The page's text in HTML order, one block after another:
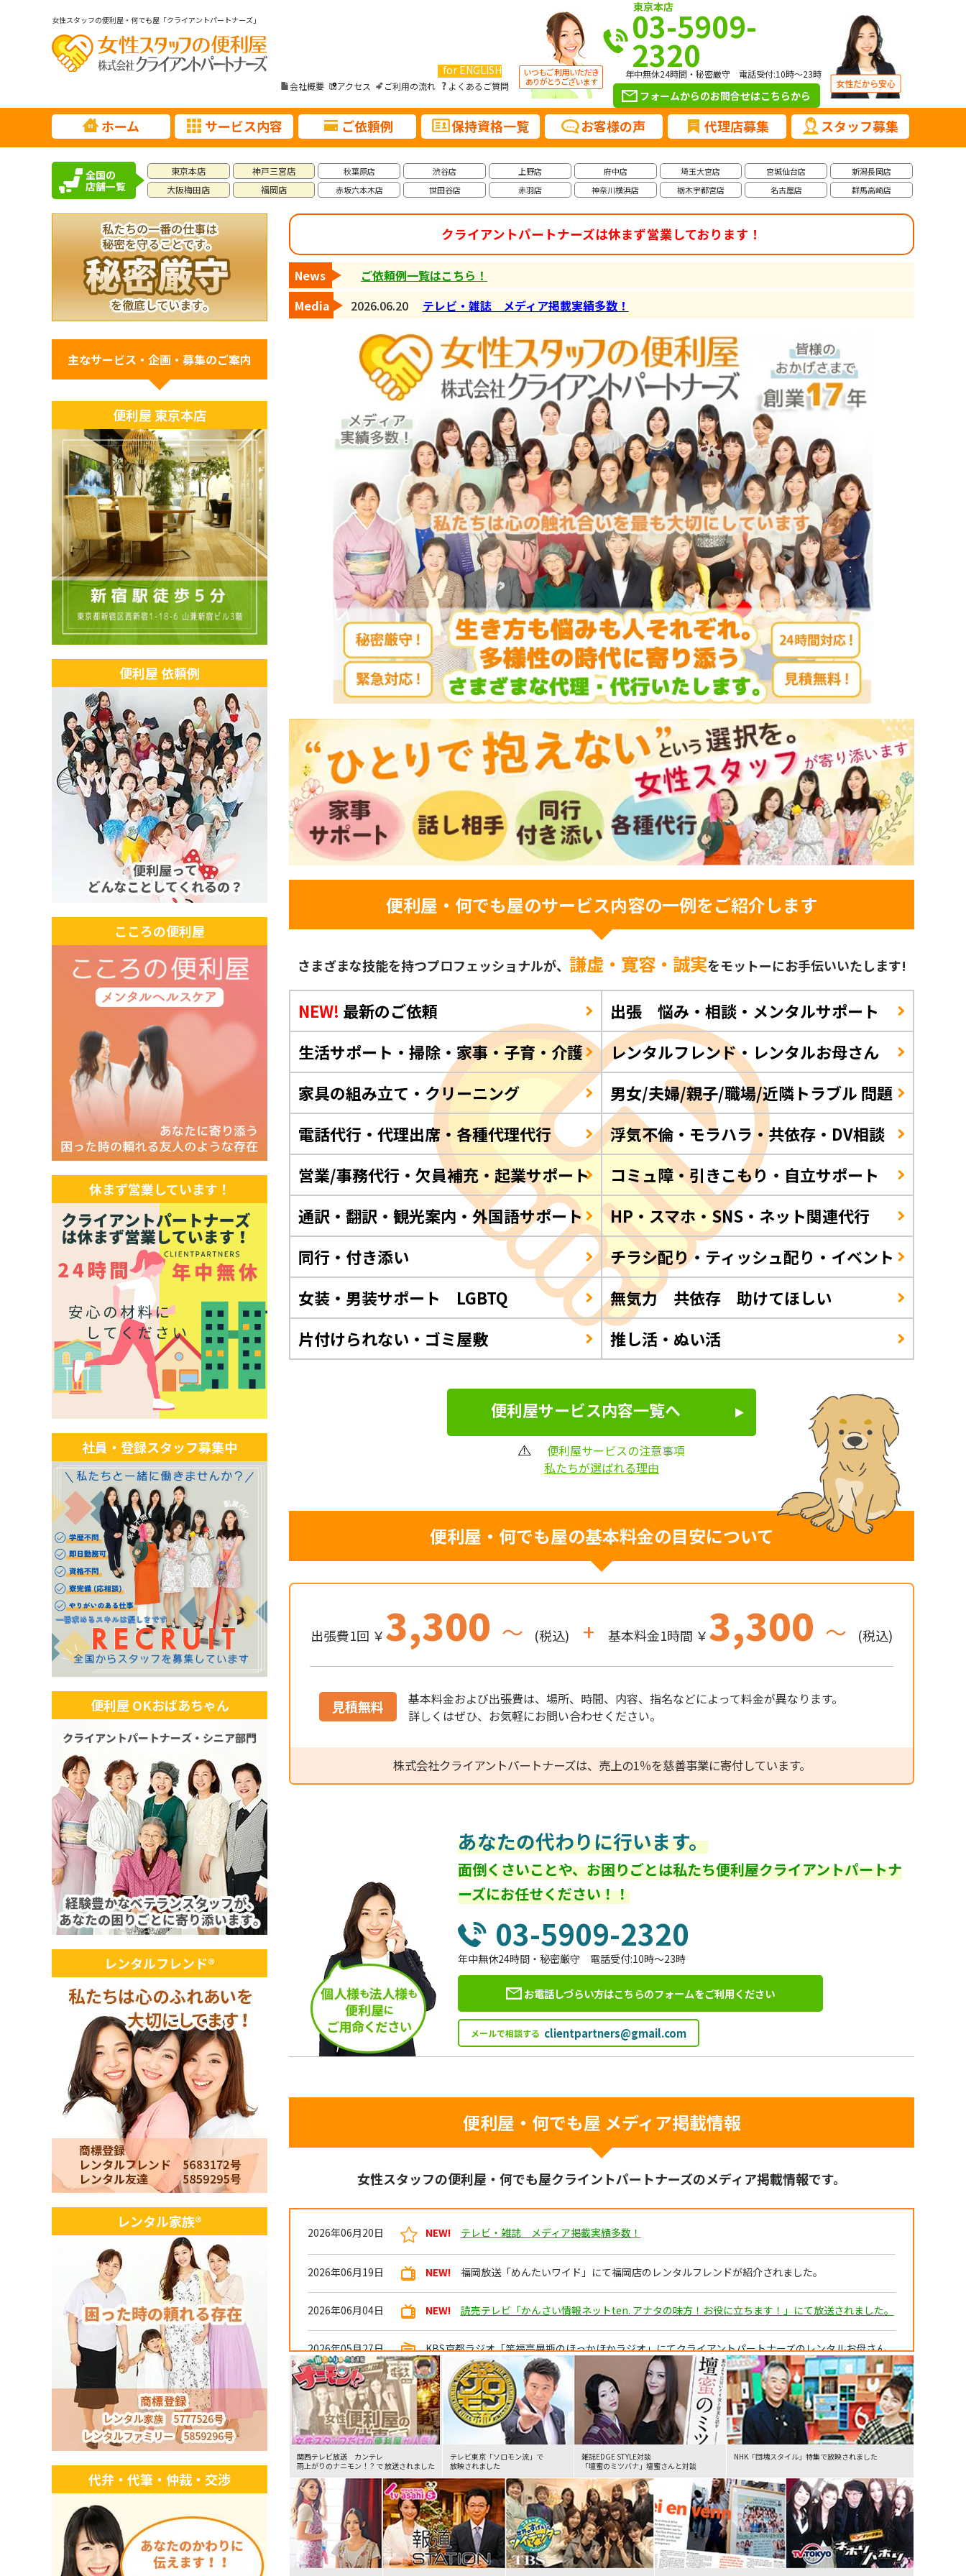
女性スタッフの便利屋・何でも屋「クライアントパートナーズ」
for ENGLISH
会社概要 アクセス ご利用の流れ よくあるご質問
東京本店
03-5909-
2320
年中無休24時間・秘密厳守 電話受付:10時～23時
フォームからのお問合せはこちらから
ホーム サービス内容 ご依頼例 保持資格一覧 お客様の声 代理店募集 スタッフ募集
全国の
店舗一覧
東京本店
大阪梅田店
神戸三宮店
福岡店
秋葉原店
赤坂六本木店
渋谷店
世田谷店
上野店
赤羽店
府中店
神奈川横浜店
埼玉大宮店
栃木宇都宮店
宮城仙台店
名古屋店
新潟長岡店
群馬高崎店
クライアントパートナーズは休まず営業しております！
News
ご依頼例一覧はこちら！
Media
2026.06.20 テレビ・雑誌 メディア掲載実績多数！
便利屋・何でも屋のサービス内容の一例をご紹介します
さまざまな技能を持つプロフェッショナルが、 謙虚・寛容・誠実をモットーにお手伝いいたします!
NEW! 最新のご依頼
出張 悩み・相談・メンタルサポート
生活サポート・掃除・家事・子育・介護
レンタルフレンド・レンタルお母さん
家具の組み立て・クリーニング
男女/夫婦/親子/職場/近隣トラブル 問題
電話代行・代理出席・各種代理代行
浮気不倫・モラハラ・共依存・DV相談
営業/事務代行・欠員補充・起業サポート
コミュ障・引きこもり・自立サポート
通訳・翻訳・観光案内・外国語サポート
HP・スマホ・SNS・ネット関連代行
同行・付き添い
チラシ配り・ティッシュ配り・イベント
女装・男装サポート LGBTQ
無気力 共依存 助けてほしい
片付けられない・ゴミ屋敷
推し活・ぬい活
便利屋サービス内容一覧へ
便利屋サービスの注意事項
私たちが選ばれる理由
便利屋・何でも屋の基本料金の目安について
出張費1回 ￥3,300 ～ (税込) + 基本料金1時間 ￥3,300 ～ (税込)
見積無料
基本料金および出張費は、場所、時間、内容、指名などによって料金が異なります。
詳しくはぜひ、お気軽にお問い合わせください。
株式会社クライアントパートナーズは、売上の1％を慈善事業に寄付しています。
あなたの代わりに行います。
面倒くさいことや、お困りごとは私たち便利屋クライアントパートナ
ーズにお任せください！！
03-5909-2320
年中無休24時間・秘密厳守 電話受付:10時～23時
お電話しづらい方はこちらのフォームをご利用ください
メールで相談する clientpartners@gmail.com
便利屋・何でも屋 メディア掲載情報
女性スタッフの便利屋・何でも屋クライントパートナーズのメディア掲載情報です。
2026年06月20日 NEW! テレビ・雑誌 メディア掲載実績多数！
2026年06月19日 NEW! 福岡放送「めんたいワイド」にて福岡店のレンタルフレンドが紹介されました。
2026年06月04日 NEW! 読売テレビ「かんさい情報ネットten. アナタの味方！お役に立ちます！」にて放送されました。
2026年05月27日
KBS京都ラジオ「笑福亭晃瓶のほっかほかラジオ」にてクライアントパートナーズのレンタルお母さん
が紹介されました。
2026年05月19日 フジテレビ『ノンストップ！』にて、「感謝代行」が紹介されました。
2026年05月10日 朝日新聞にてクライアントパートナーズの特集記事が掲載されました。
2026年05月08日 イタリアの国営放送にて「OK Obaachan (OKおばあちゃん)」が特集されました。
2026年02月17日 デンマークの新聞『Weekendavisen』にて、「OKおばあちゃん」に関する取材記事が掲載されました。
2026年01月11日 タイ王国公共放送 Thai PBS『Do Hiru』にて「OK Obaachan (OKおばあちゃん)」が特集されました。
関西テレビ放送 カンテレ
雨上がりのナニモン！？で 放送されました
テレビ東京「ソロモン流」で
放映されました
雑誌EDGE STYLE対談
「壇蜜のミツバナ」壇蜜さんと対談
NHK「団塊スタイル」特集で放映されました
主なサービス・企画・募集のご案内
便利屋 東京本店
便利屋 依頼例
こころの便利屋
休まず営業しています！
社員・登録スタッフ募集中
便利屋 OKおばあちゃん
レンタルフレンド®
レンタル家族®
代弁・代筆・仲裁・交渉